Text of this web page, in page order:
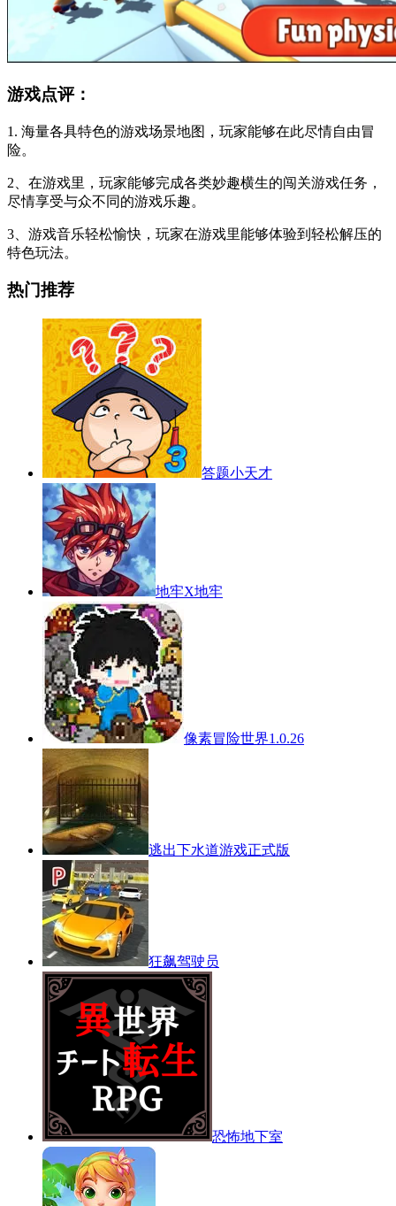
游戏点评：
1. 海量各具特色的游戏场景地图，玩家能够在此尽情自由冒
险。
2、在游戏里，玩家能够完成各类妙趣横生的闯关游戏任务，
尽情享受与众不同的游戏乐趣。
3、游戏音乐轻松愉快，玩家在游戏里能够体验到轻松解压的
特色玩法。
热门推荐
答题小天才
地牢X地牢
像素冒险世界1.0.26
逃出下水道游戏正式版
狂飙驾驶员
恐怖地下室